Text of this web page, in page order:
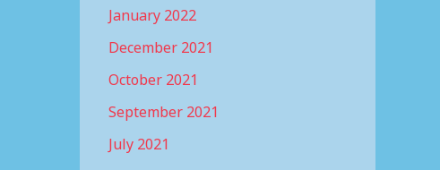
January 2022
December 2021
October 2021
September 2021
July 2021